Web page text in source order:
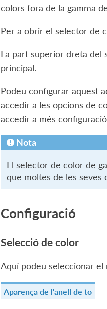
colors fora de la gamma
Per a obrir el selector de
La part superior dreta del
principal.
Podeu configurar aquest
accedir a les opcions de
accedir a més
Nota
El selector de color de
que moltes de les seves
Configuració
Selecció de color
Aquí podeu seleccionar
Aparença de l'anell de to